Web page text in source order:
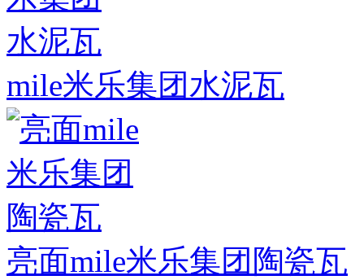
mile米乐集团水泥瓦
亮面mile米乐集团陶瓷瓦